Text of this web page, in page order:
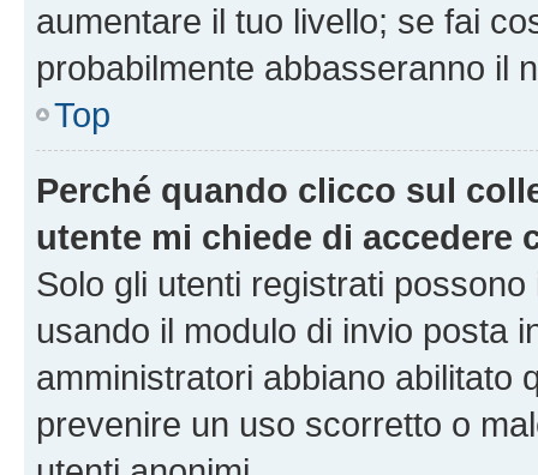
aumentare il tuo livello; se fai
probabilmente abbasseranno il
Top
Perché quando clicco sul
utente mi chiede di accedere
Solo gli utenti registrati
usando il modulo di invio posta
amministratori abbiano abilitato
prevenire un uso scorretto o